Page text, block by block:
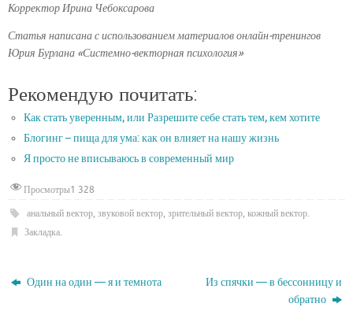
Корректор Ирина Чебоксарова
Статья написана с использованием материалов онлайн-тренингов
Юрия Бурлана «Системно-векторная психология»
Рекомендую почитать:
Как стать уверенным, или Разрешите себе стать тем, кем хотите
Блогинг – пища для ума: как он влияет на нашу жизнь
Я просто не вписываюсь в современный мир
Просмотры1 328
анальный вектор, звуковой вектор, зрительный вектор, кожный вектор.
Закладка.
Один на один — я и темнота
Из спячки — в бессонницу и
обратно